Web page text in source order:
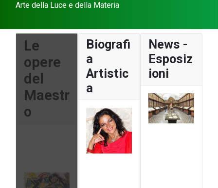
Arte della Luce e della Materia
Le
opere
del
Maestr
o
Biografi
a
Artistic
a
News -
Esposiz
ioni